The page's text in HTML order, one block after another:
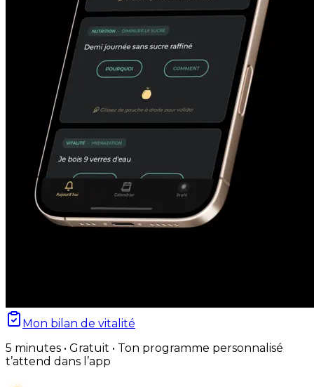
Mon bilan de vitalité
5 minutes • Gratuit • Ton programme personnalisé
t’attend dans l’app